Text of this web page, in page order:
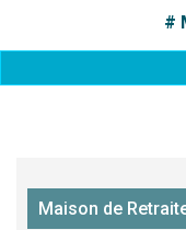
#
Maison de